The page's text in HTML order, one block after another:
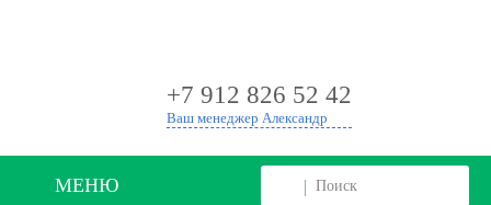
+7 912 826 52 42
Ваш менеджер Александр
МЕНЮ